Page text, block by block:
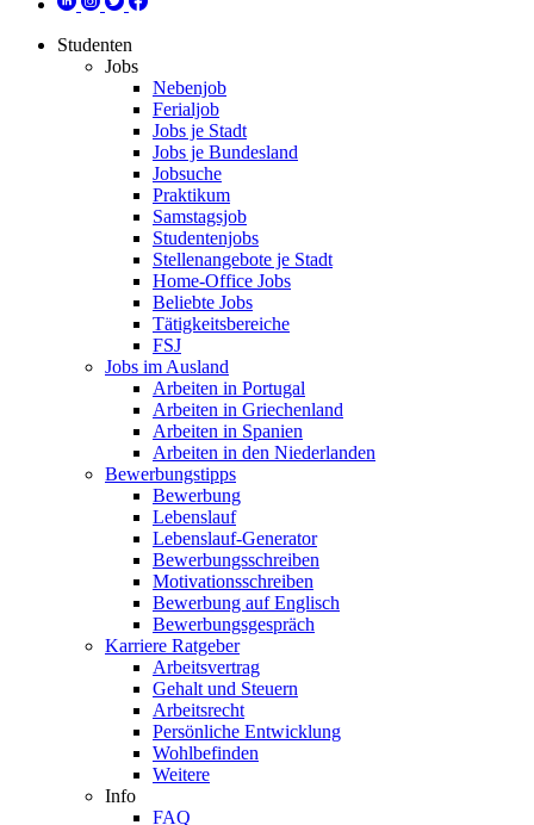
Studenten
Jobs
Nebenjob
Ferialjob
Jobs je Stadt
Jobs je Bundesland
Jobsuche
Praktikum
Samstagsjob
Studentenjobs
Stellenangebote je Stadt
Home-Office Jobs
Beliebte Jobs
Tätigkeitsbereiche
FSJ
Jobs im Ausland
Arbeiten in Portugal
Arbeiten in Griechenland
Arbeiten in Spanien
Arbeiten in den Niederlanden
Bewerbungstipps
Bewerbung
Lebenslauf
Lebenslauf-Generator
Bewerbungsschreiben
Motivationsschreiben
Bewerbung auf Englisch
Bewerbungsgespräch
Karriere Ratgeber
Arbeitsvertrag
Gehalt und Steuern
Arbeitsrecht
Persönliche Entwicklung
Wohlbefinden
Weitere
Info
FAQ